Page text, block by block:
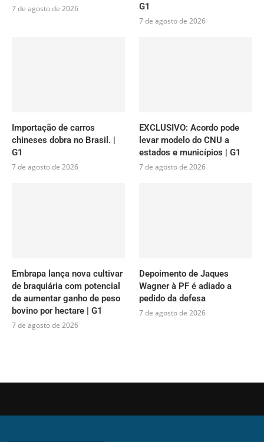
7 de agosto de 2026
G1
7 de agosto de 2026
Importação de carros
chineses dobra no Brasil. |
G1
7 de agosto de 2026
EXCLUSIVO: Acordo pode
levar modelo do CNU a
estados e municípios | G1
7 de agosto de 2026
Embrapa lança nova cultivar
de braquiária com potencial
de aumentar ganho de peso
bovino por hectare | G1
7 de agosto de 2026
Depoimento de Jaques
Wagner à PF é adiado a
pedido da defesa
7 de agosto de 2026